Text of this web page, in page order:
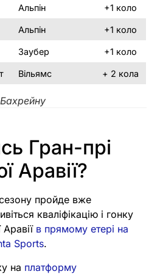
Альпін +1 коло
Альпін +1 коло
Заубер +1 коло
Вільямс + 2 кола
Гран-прі
Аравії?
пройде вже
кваліфікацію і гонку
в прямому етері на
Sports.
на платформу